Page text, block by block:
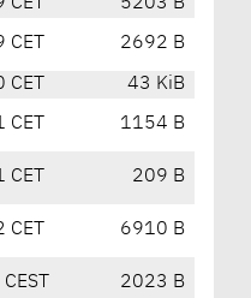
5203 B
2692 B
43 KiB
1154 B
209 B
6910 B
2023 B